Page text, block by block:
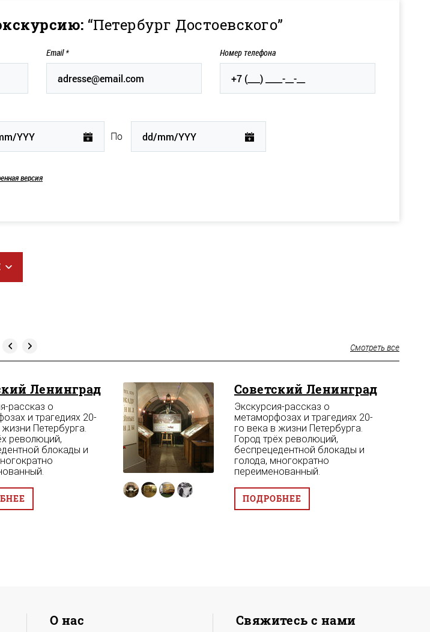
“Петербург Достоевского”
Email* Номер телефона
По
версия
Смотреть все
Ленинград
рассказ о
и трагедиях 20-
Петербурга.
революций,
блокады и
Советский Ленинград
Экскурсия-рассказ о
метаморфозах и трагедиях 20-
го века в жизни Петербурга.
Город трёх революций,
беспрецедентной блокады и
голода, многократно
переименованный.
ПОДРОБНЕЕ
О нас Свяжитесь с нами